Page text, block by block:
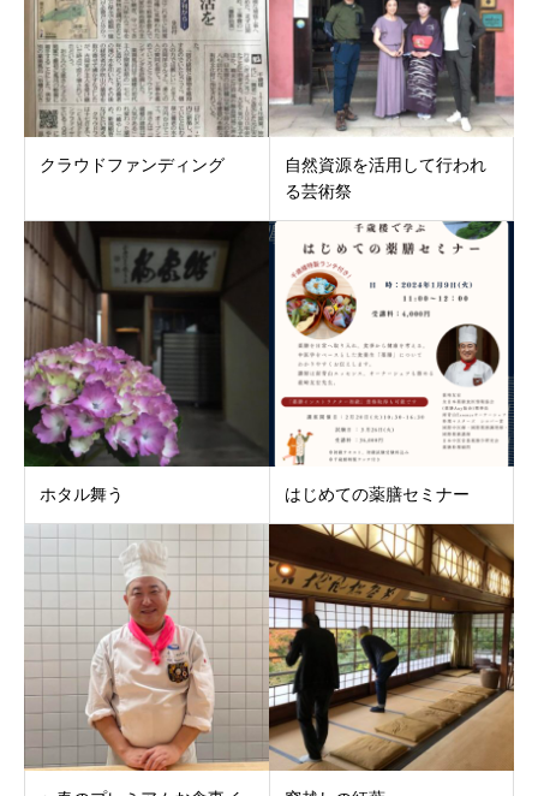
クラウドファンディング
自然資源を活用して行われ
る芸術祭
ホタル舞う はじめての薬膳セミナー